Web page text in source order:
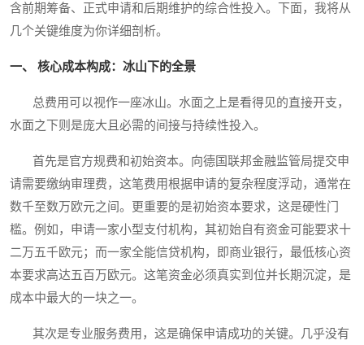
含前期筹备、正式申请和后期维护的综合性投入。下面，我将从
几个关键维度为你详细剖析。
一、 核心成本构成：冰山下的全景
总费用可以视作一座冰山。水面之上是看得见的直接开支，
水面之下则是庞大且必需的间接与持续性投入。
首先是官方规费和初始资本。向德国联邦金融监管局提交申
请需要缴纳审理费，这笔费用根据申请的复杂程度浮动，通常在
数千至数万欧元之间。更重要的是初始资本要求，这是硬性门
槛。例如，申请一家小型支付机构，其初始自有资金可能要求十
二万五千欧元；而一家全能信贷机构，即商业银行，最低核心资
本要求高达五百万欧元。这笔资金必须真实到位并长期沉淀，是
成本中最大的一块之一。
其次是专业服务费用，这是确保申请成功的关键。几乎没有